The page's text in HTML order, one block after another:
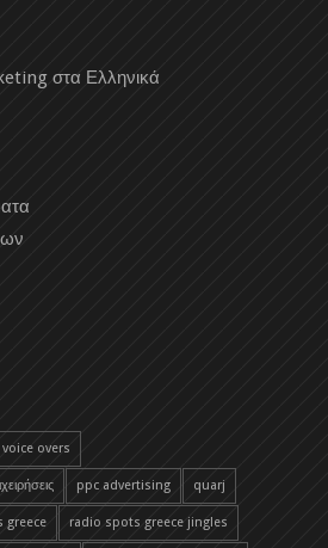
στα Ελληνικά
voice overs
ppc advertising quarj
greece radio spots greece jingles